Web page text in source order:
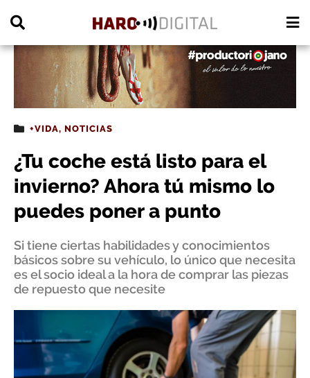
+VIDA, NOTICIAS
¿Tu coche está listo para el
invierno? Ahora tú mismo lo
puedes poner a punto
Si tiene ciertas habilidades y conocimientos
básicos sobre su vehículo, lo único que necesita
es el socio ideal a la hora de comprar las piezas
de repuesto que necesite